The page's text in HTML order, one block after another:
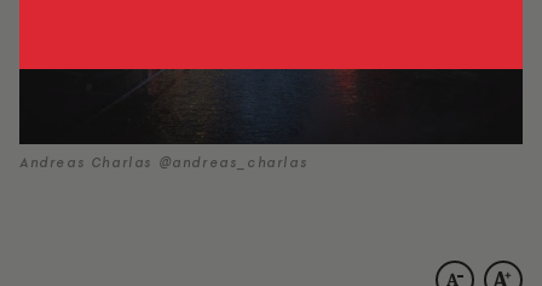
Andreas Charlas @andreas_charlas